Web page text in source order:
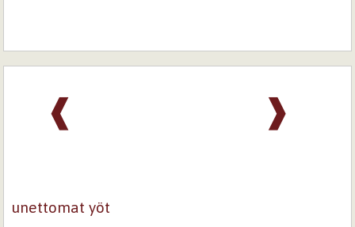
❱
❰
unettomat yöt